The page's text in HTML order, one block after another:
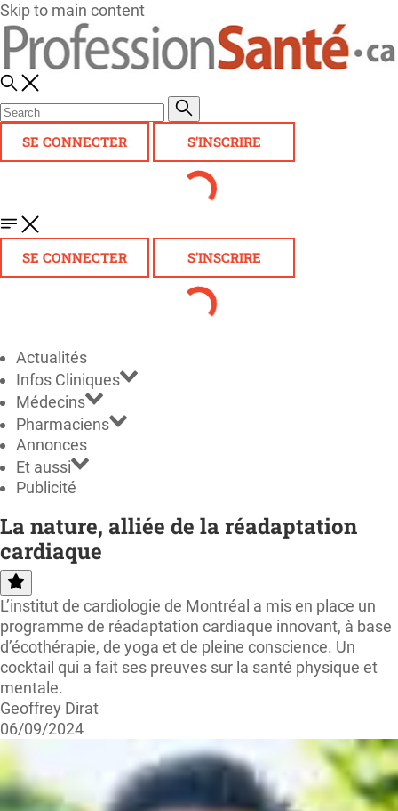
Skip to main content
SE CONNECTER S'INSCRIRE
SE CONNECTER S'INSCRIRE
Actualités
Infos Cliniques
Médecins
Pharmaciens
Annonces
Et aussi
Publicité
La nature, alliée de la réadaptation
cardiaque
L’institut de cardiologie de Montréal a mis en place un
programme de réadaptation cardiaque innovant, à base
d’écothérapie, de yoga et de pleine conscience. Un
cocktail qui a fait ses preuves sur la santé physique et
mentale.
Geoffrey Dirat
06/09/2024